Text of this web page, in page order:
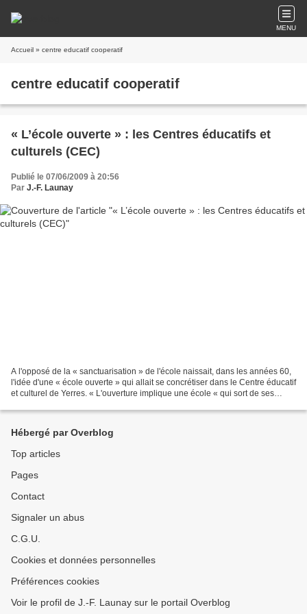
MENU
Accueil » centre educatif cooperatif
centre educatif cooperatif
« L’école ouverte » : les Centres éducatifs et
culturels (CEC)
Publié le 07/06/2009 à 20:56
Par J.-F. Launay
A l'opposé de la « sanctuarisation » de l'école naissait, dans les années 60,
l'idée d'une « école ouverte » qui allait se concrétiser dans le Centre éducatif
et culturel de Yerres. « L'ouverture implique une école « qui sort de ses
Hébergé par Overblog
Top articles
Pages
Contact
Signaler un abus
C.G.U.
Cookies et données personnelles
Préférences cookies
Voir le profil de J.-F. Launay sur le portail Overblog